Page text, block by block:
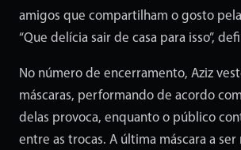
amigos que compartilham o gosto
“Que delícia sair de casa para isso”,
No número de encerramento, Aziz
máscaras, performando de acordo
delas provoca, enquanto o público
entre as trocas. A última máscara a ser